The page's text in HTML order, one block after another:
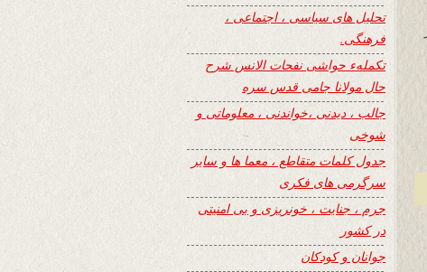
تحلیل های سیاسی ، اجتماعی ،
فرهنگی.
تکملهء حواشی نفحات الانس شرح
حال مولانا جامی قدس سره
جالب ، دیدنی ،خواندنی ، معلوماتی و
شوخی
جدول کلمات متقاطع ، معما ها و سایر
سرگرمی های فکری
جرم ، جنایت ، خونریزی و بی امنیتی
در کشور
جوانان و کودکان